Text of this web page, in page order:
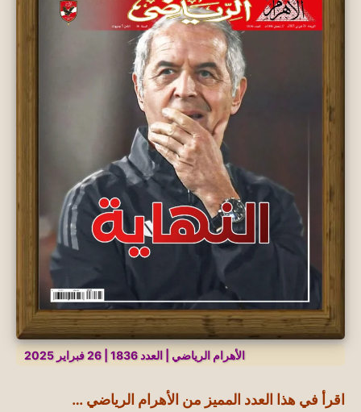
الأهرام الرياضي | العدد 1836 | 26 فبراير 2025
اقرأ في هذا العدد المميز من الأهرام الرياضي …